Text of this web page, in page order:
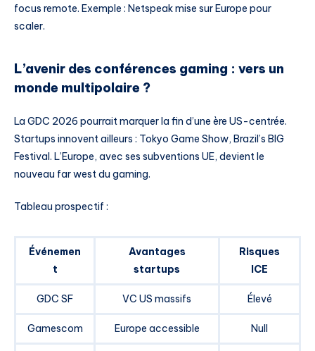
focus remote. Exemple : Netspeak mise sur Europe pour
scaler.
L’avenir des conférences gaming : vers un
monde multipolaire ?
La GDC 2026 pourrait marquer la fin d’une ère US-centrée.
Startups innovent ailleurs : Tokyo Game Show, Brazil’s BIG
Festival. L’Europe, avec ses subventions UE, devient le
nouveau far west du gaming.
Tableau prospectif :
Événemen
t
Avantages
startups
Risques
ICE
GDC SF VC US massifs Élevé
Gamescom Europe accessible Null